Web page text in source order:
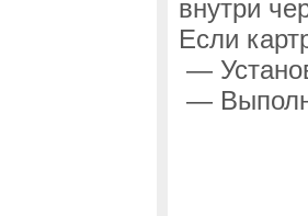
внутри
Если
—
—